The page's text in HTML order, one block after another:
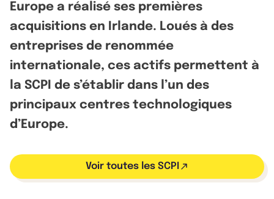
Europe a réalisé ses premières
acquisitions en Irlande. Loués à des
entreprises de renommée
internationale, ces actifs permettent à
la SCPI de s’établir dans l’un des
principaux centres technologiques
d’Europe.
Voir toutes les SCPI